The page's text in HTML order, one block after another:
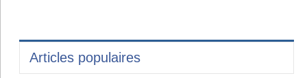
Articles populaires